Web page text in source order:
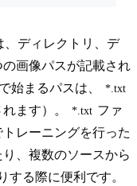
、ディレクトリ、デ
画像パスが記載され
で始まるパスは、 *.txt
ます）。 *.txt ファ
レーニングを行った
、複数のソースから
する際に便利です。